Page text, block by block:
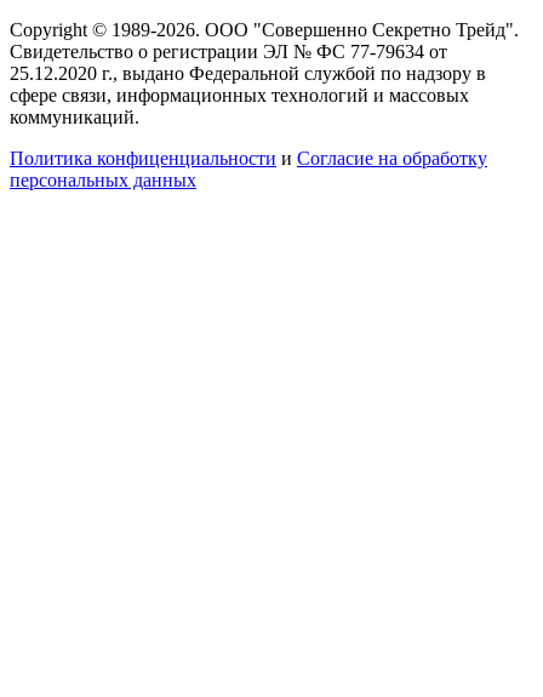
Copyright © 1989-2026. ООО "Совершенно Секретно Трейд".
Свидетельство о регистрации ЭЛ № ФС 77-79634 от
25.12.2020 г., выдано Федеральной службой по надзору в
сфере связи, информационных технологий и массовых
коммуникаций.
Политика конфиценциальности и Согласие на обработку
персональных данных